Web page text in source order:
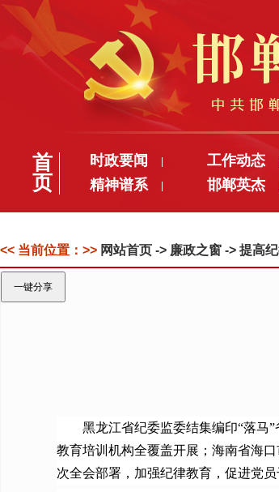
首
页
时政要闻 工作动态
精神谱系 邯郸英杰
<< 当前位置：>> 网站首页 -> 廉政之窗 -> 提高
一键分享
黑龙江省纪委监委结集编印“落马
教育培训机构全覆盖开展；海南省海
次全会部署，加强纪律教育，促进党